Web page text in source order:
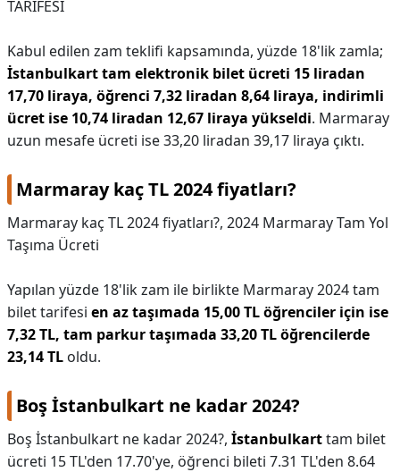
TARİFESİ
Kabul edilen zam teklifi kapsamında, yüzde 18'lik zamla;
İstanbulkart tam elektronik bilet ücreti 15 liradan
17,70 liraya, öğrenci 7,32 liradan 8,64 liraya, indirimli
ücret ise 10,74 liradan 12,67 liraya yükseldi. Marmaray
uzun mesafe ücreti ise 33,20 liradan 39,17 liraya çıktı.
Marmaray kaç TL 2024 fiyatları?
Marmaray kaç TL 2024 fiyatları?, 2024 Marmaray Tam Yol
Taşıma Ücreti
Yapılan yüzde 18'lik zam ile birlikte Marmaray 2024 tam
bilet tarifesi en az taşımada 15,00 TL öğrenciler için ise
7,32 TL, tam parkur taşımada 33,20 TL öğrencilerde
23,14 TL oldu.
Boş İstanbulkart ne kadar 2024?
Boş İstanbulkart ne kadar 2024?, İstanbulkarttam bilet
ücreti 15 TL'den 17.70'ye, öğrenci bileti 7.31 TL'den 8.64